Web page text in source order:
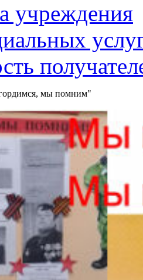
учреждения
мы помним"